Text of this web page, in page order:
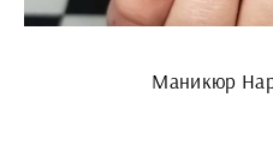
Маникюр